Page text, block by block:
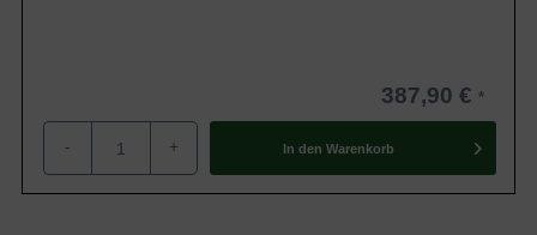
387,90 €
- + In den Warenkorb